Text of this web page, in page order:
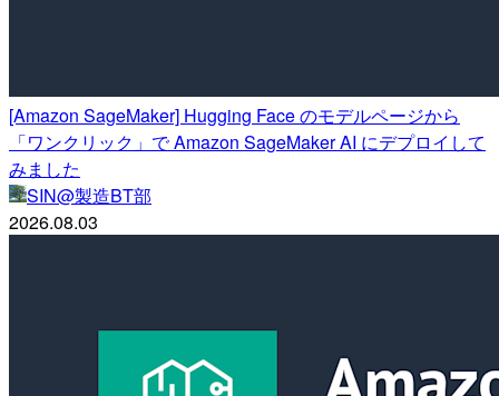
[Amazon SageMaker] Hugging Face のモデルページから
「ワンクリック」で Amazon SageMaker AI にデプロイして
みました
SIN@製造BT部
2026.08.03